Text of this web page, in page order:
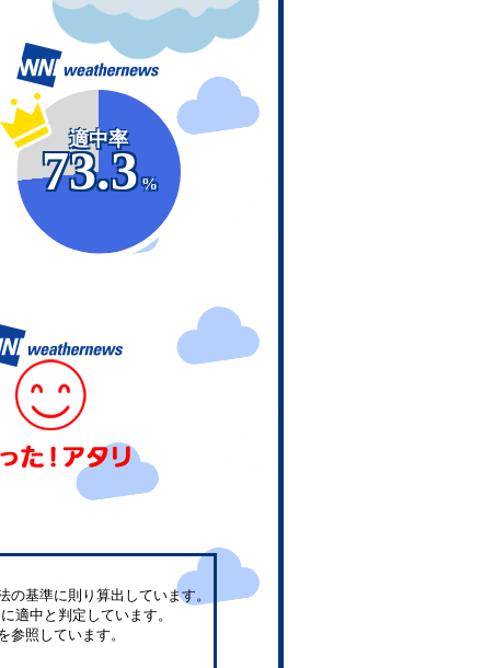
適中率
73.3
%
基準に則り算出しています。
適中と判定しています。
参照しています。